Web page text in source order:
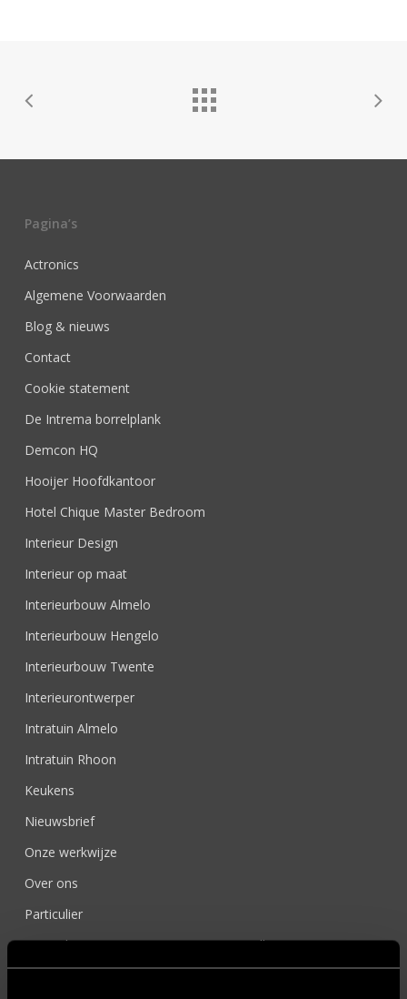
Pagina’s
Actronics
Algemene Voorwaarden
Blog & nieuws
Contact
Cookie statement
De Intrema borrelplank
Demcon HQ
Hooijer Hoofdkantoor
Hotel Chique Master Bedroom
Interieur Design
Interieur op maat
Interieurbouw Almelo
Interieurbouw Hengelo
Interieurbouw Twente
Interieurontwerper
Intratuin Almelo
Intratuin Rhoon
Keukens
Nieuwsbrief
Onze werkwijze
Over ons
Particulier
Particulier project: Harmonieuze woonvilla